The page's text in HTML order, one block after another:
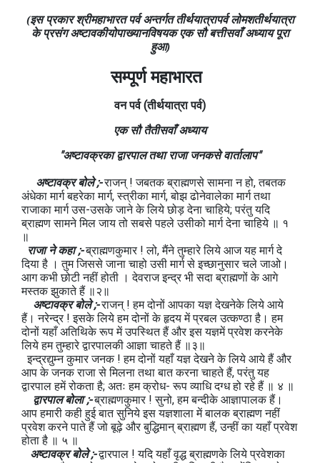
(इस प्रकार श्रीमहाभारत पर्व अन्तर्गत तीर्थयात्रापर्व लोमशतीर्थयात्रा
के प्रसंग अष्टावकीयोपाख्यानविषयक एक सौ बत्तीसवाँ अध्याय पूरा
हुआ)
सम्पूर्ण महाभारत
वनपर्व(तीर्थयात्रा पर्व)
एक सौ तैतीसवाँ अध्याय
"अष्टावक्रका द्वारपाल तथा राजा जनकसे वार्तालाप"
अष्टावक्र बोले ;-राजन् ! जबतक ब्राह्मणसे सामना न हो, तबतक
अंधेका मार्ग बहरेका मार्ग, स्त्रीका मार्ग, बोझ ढोनेवालेका मार्ग तथा
राजाका मार्ग उस-उसके जाने के लिये छोड़ देना चाहिये; परंतु यदि
ब्राह्मण सामने मिल जाय तो सबसे पहले उसीको मार्ग देना चाहिये ॥ १
॥
राजा ने कहा ;-ब्राह्मणकुमार ! लो, मैंने तुम्हारे लिये आज यह मार्ग दे
दिया है । तुम जिससे जाना चाहो उसी मार्ग से इच्छानुसार चले जाओ।
आग कभी छोटी नहीं होती । देवराज इन्द्र भी सदा ब्राह्मणों के आगे
मस्तक झुकाते हैं ॥२॥
अष्टावक्र बोले ;-राजन् ! हम दोनों आपका यज्ञ देखनेके लिये आये
हैं। नरेन्द्र ! इसके लिये हम दोनों के हृदय में प्रबल उत्कण्ठा है। हम
दोनों यहाँ अतिथिके रूप में उपस्थित हैं और इस यज्ञमें प्रवेश करनेके
लिये हम तुम्हारे द्वारपालकी आज्ञा चाहते हैं ॥३॥
इन्द्रद्युम्न कुमार जनक ! हम दोनों यहाँ यज्ञ देखने के लिये आये हैं और
आप के जनक राजा से मिलना तथा बात करना चाहते हैं, परंतु यह
द्वारपाल हमें रोकता है; अतः हम क्रोध- रूप व्याधि दग्ध हो रहे हैं ॥ ४ ॥
द्वारपाल बोला ;-ब्राह्मणकुमार ! सुनो, हम बन्दीके आज्ञापालक हैं।
आप हमारी कही हुई बात सुनिये इस यज्ञशाला में बालक ब्राह्मण नहीं
प्रवेश करने पाते हैं जो बूढ़े और बुद्धिमान् ब्राह्मण हैं, उन्हीं का यहाँ प्रवेश
होता है ॥ ५ ॥
अष्टावक्र बोले ;-द्वारपाल ! यदि यहाँ वृद्ध ब्राह्मणके लिये प्रवेशका